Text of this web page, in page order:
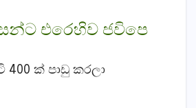
එරෙහිව ජවිපෙ
ක්‌ පාඩු කරලා